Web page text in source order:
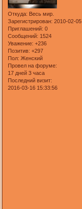
Откуда: Весь мир.
Зарегистрирован: 2010-02-05
Приглашений: 0
Сообщений: 1524
Уважение: +236
Позитив: +297
Пол: Женский
Провел на форуме:
17 дней 3 часа
Последний визит:
2016-03-16 15:33:56